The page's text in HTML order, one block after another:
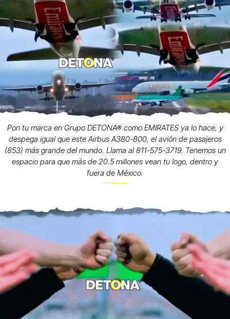
Pon tu marca en Grupo DETONA® como EMIRATES ya lo hace, y
despega igual que este Airbus A380-800, el avión de pasajeros
(853) más grande del mundo. Llama al 811-575-3719. Tenemos un
espacio para que más de 20.5 millones vean tu logo, dentro y
fuera de México.